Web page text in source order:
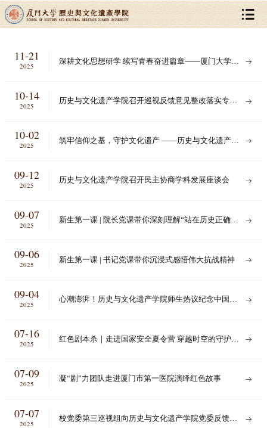
11-21
2025
深耕文化思想研学 续写青春奋进篇章——厦门大学习
10-14
2025
历史与文化遗产学院召开巡视反馈意见整改落实专题
10-02
2025
筑牢信仰之基，守护文化遗产 ——历史与文化遗产学
09-12
2025
历史与文化遗产学院召开民主协商学科发展座谈会
09-07
2025
新生第一课 | 院长党课带你深刻理解“站在历史正确的
09-06
2025
新生第一课 | 书记党课带你沉浸式感悟伟大抗战精神
09-04
2025
心潮澎湃！历史与文化遗产学院师生热议纪念中国人
07-16
2025
红色剧本杀｜走进国家安全夏令营 穿越时空的守护仍
07-09
2025
凝“剧”力团队走进厦门市第一医院演绎红色故事
07-07
2025
校党委第三巡视组向历史与文化遗产学院党委反馈巡